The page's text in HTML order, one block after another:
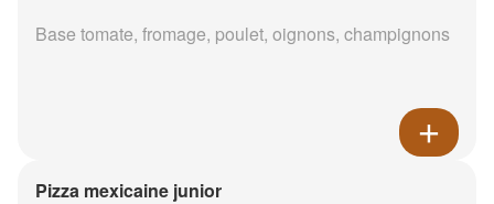
Base tomate, fromage, poulet, oignons, champignons
Pizza mexicaine junior